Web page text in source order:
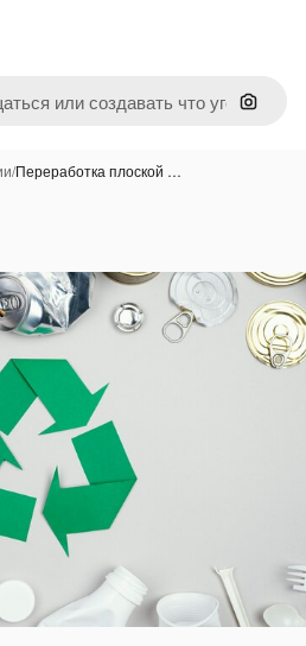
Поиск
/Переработка плоской …